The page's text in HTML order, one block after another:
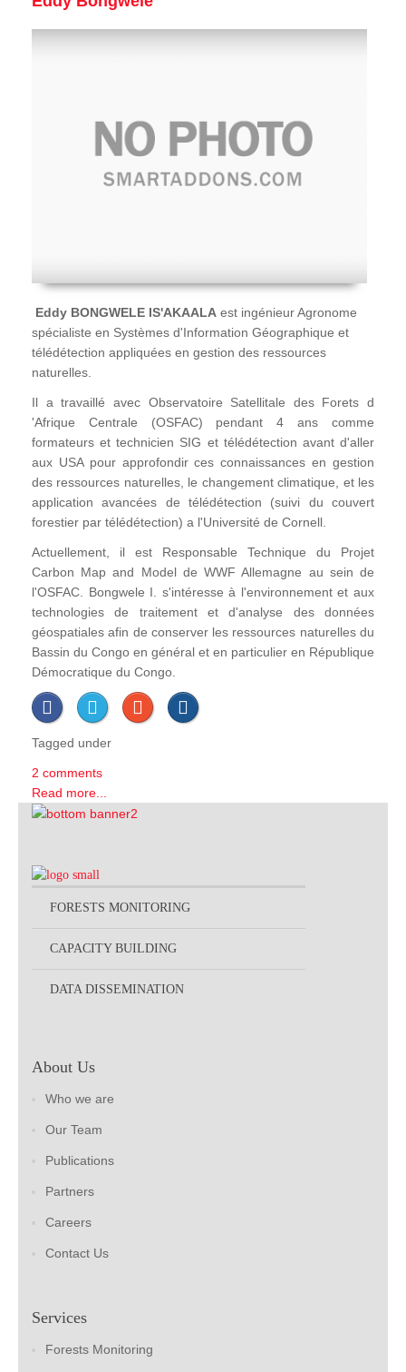
Eddy BONGWELE IS'AKAALA est ingénieur Agronome
spécialiste en Systèmes d'Information Géographique et
télédétection appliquées en gestion des ressources
naturelles.
Il a travaillé avec Observatoire Satellitale des Forets d
'Afrique Centrale (OSFAC) pendant 4 ans comme
formateurs et technicien SIG et télédétection avant d'aller
aux USA pour approfondir ces connaissances en gestion
des ressources naturelles, le changement climatique, et les
application avancées de télédétection (suivi du couvert
forestier par télédétection) a l'Université de Cornell.
Actuellement, il est Responsable Technique du Projet
Carbon Map and Model de WWF Allemagne au sein de
l'OSFAC. Bongwele I. s'intéresse à l'environnement et aux
technologies de traitement et d'analyse des données
géospatiales afin de conserver les ressources naturelles du
Bassin du Congo en général et en particulier en République
Démocratique du Congo.
Tagged under
2 comments
Read more...
FORESTS MONITORING
CAPACITY BUILDING
DATA DISSEMINATION
About Us
Who we are
Our Team
Publications
Partners
Careers
Contact Us
Services
Forests Monitoring